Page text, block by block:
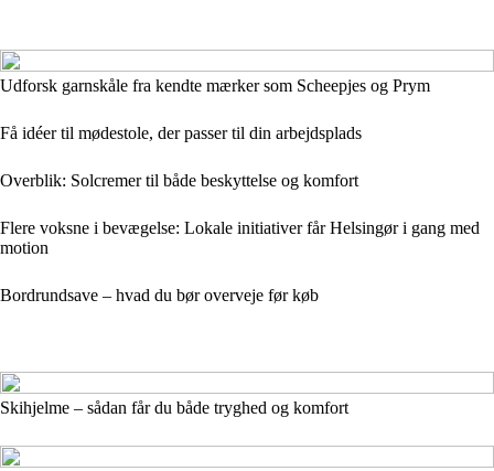
Udforsk garnskåle fra kendte mærker som Scheepjes og Prym
Få idéer til mødestole, der passer til din arbejdsplads
Overblik: Solcremer til både beskyttelse og komfort
Flere voksne i bevægelse: Lokale initiativer får Helsingør i gang med
motion
Bordrundsave – hvad du bør overveje før køb
Skihjelme – sådan får du både tryghed og komfort